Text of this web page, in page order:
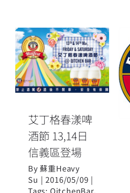
艾丁格春漾啤
酒節 13,14日
信義區登場
艾丁格春漾啤
酒節 13,14日
信義區登場
By蘇重Heavy
Su | 2016/05/09 |
Tags: QitchenBar,